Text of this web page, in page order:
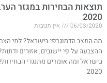
2020
06/03/2020 אין תגובות
מה המצב הדמוגרפי בישראל? למי
ההצבעה על פי יישובים, אזורים
בישראל ומה אומרים מתנגדי
2020